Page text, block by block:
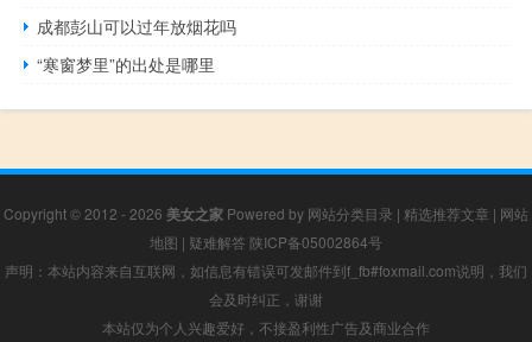
成都彭山可以过年放烟花吗
“寒窗梦里”的出处是哪里
Copyright © 2012 - 2026 美女之家 Powered by 网站分类目录 | 精选推荐文章 | 网站
地图 | 疑难解答 陕ICP备05002864号
声明：本站内容来自互联网，如信息有错误可发邮件到f_fb#foxmail.com说明，我们
会及时纠正，谢谢
本站仅为个人兴趣爱好，不接盈利性广告及商业合作